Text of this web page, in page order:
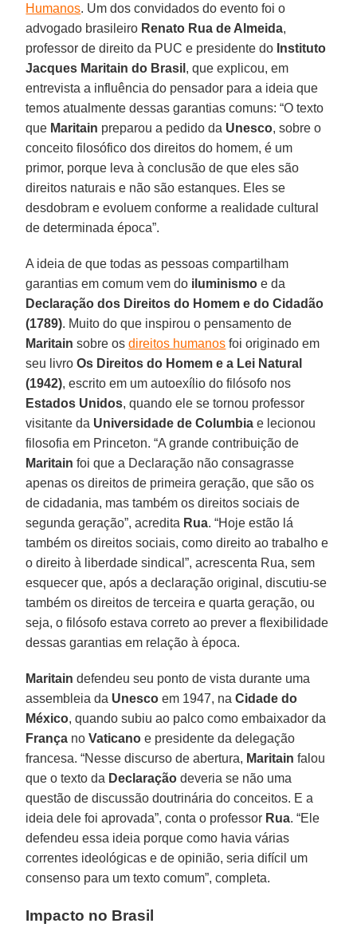
Humanos. Um dos convidados do evento foi o
advogado brasileiro Renato Rua de Almeida,
professor de direito da PUC e presidente do Instituto
Jacques Maritain do Brasil , que explicou, em
entrevista a influência do pensador para a ideia que
temos atualmente dessas garantias comuns: “O texto
que Maritain preparou a pedido da Unesco, sobre o
conceito filosófico dos direitos do homem, é um
primor, porque leva à conclusão de que eles são
direitos naturais e não são estanques. Eles se
desdobram e evoluem conforme a realidade cultural
de determinada época”.
A ideia de que todas as pessoas compartilham
garantias em comum vem do iluminismo e da
Declaração dos Direitos do Homem e do Cidadão
(1789). Muito do que inspirou o pensamento de
Maritain sobre osdireitos humanos foi originado em
seu livroOs Direitos do Homem e a Lei Natural
(1942), escrito em um autoexílio do filósofo nos
Estados Unidos, quando ele se tornou professor
visitante da Universidade de Columbia e lecionou
filosofia em Princeton. “A grande contribuição de
Maritain foi que a Declaração não consagrasse
apenas os direitos de primeira geração, que são os
de cidadania, mas também os direitos sociais de
segunda geração”, acredita Rua. “Hoje estão lá
também os direitos sociais, como direito ao trabalho e
o direito à liberdade sindical”, acrescenta Rua, sem
esquecer que, após a declaração original, discutiu-se
também os direitos de terceira e quarta geração, ou
seja, o filósofo estava correto ao prever a flexibilidade
dessas garantias em relação à época.
Maritain defendeu seu ponto de vista durante uma
assembleia da Unesco em 1947, naCidade do
México, quando subiu ao palco como embaixador da
França noVaticano e presidente da delegação
francesa. “Nesse discurso de abertura, Maritain falou
que o texto da Declaração deveria se não uma
questão de discussão doutrinária do conceitos. E a
ideia dele foi aprovada”, conta o professor Rua. “Ele
defendeu essa ideia porque como havia várias
correntes ideológicas e de opinião, seria difícil um
consenso para um texto comum”, completa.
Impacto no Brasil